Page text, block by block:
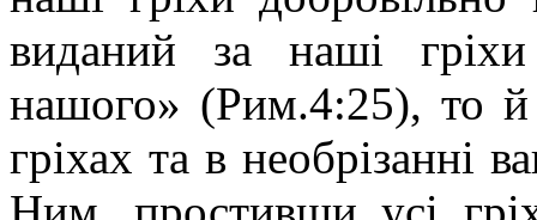
виданий за наші
нашого» (Рим.4:25), то
гріхах та в необрізанні